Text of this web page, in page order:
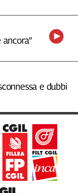
e dubbi